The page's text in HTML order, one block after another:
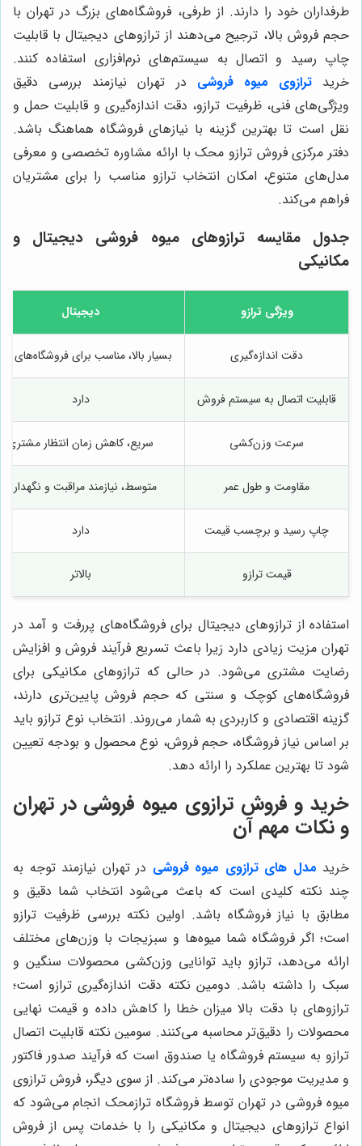
طرفداران خود را دارند. از طرفی، فروشگاه‌های بزرگ در تهران با
حجم فروش بالا، ترجیح می‌دهند از ترازوهای دیجیتال با قابلیت
چاپ رسید و اتصال به سیستم‌های نرم‌افزاری استفاده کنند.
خرید ترازوی میوه فروشی در تهران نیازمند بررسی دقیق
ویژگی‌های فنی، ظرفیت ترازو، دقت اندازه‌گیری و قابلیت حمل و
نقل است تا بهترین گزینه با نیازهای فروشگاه هماهنگ باشد.
دفتر مرکزی فروش ترازو محک با ارائه مشاوره تخصصی و معرفی
مدل‌های متنوع، امکان انتخاب ترازو مناسب را برای مشتریان
فراهم می‌کند.
جدول مقایسه ترازوهای میوه فروشی دیجیتال و
مکانیکی
ویژگی ترازو دیجیتال
دقت اندازه‌گیری بسیار بالا، مناسب برای فروشگاه‌های
قابلیت اتصال به سیستم فروش دارد
سرعت وزن‌کشی سریع، کاهش زمان انتظار مشتری
مقاومت و طول عمر متوسط، نیازمند مراقبت و نگهداری
چاپ رسید و برچسب قیمت دارد
قیمت ترازو بالاتر
استفاده از ترازوهای دیجیتال برای فروشگاه‌های پررفت و آمد در
تهران مزیت زیادی دارد زیرا باعث تسریع فرآیند فروش و افزایش
رضایت مشتری می‌شود. در حالی که ترازوهای مکانیکی برای
فروشگاه‌های کوچک و سنتی که حجم فروش پایین‌تری دارند،
گزینه اقتصادی و کاربردی به شمار می‌روند. انتخاب نوع ترازو باید
بر اساس نیاز فروشگاه، حجم فروش، نوع محصول و بودجه تعیین
شود تا بهترین عملکرد را ارائه دهد.
خرید و فروش ترازوی میوه فروشی در تهران
و نکات مهم آن
خرید مدل های ترازوی میوه فروشی در تهران نیازمند توجه به
چند نکته کلیدی است که باعث می‌شود انتخاب شما دقیق و
مطابق با نیاز فروشگاه باشد. اولین نکته بررسی ظرفیت ترازو
است؛ اگر فروشگاه شما میوه‌ها و سبزیجات با وزن‌های مختلف
ارائه می‌دهد، ترازو باید توانایی وزن‌کشی محصولات سنگین و
سبک را داشته باشد. دومین نکته دقت اندازه‌گیری ترازو است؛
ترازوهای با دقت بالا میزان خطا را کاهش داده و قیمت نهایی
محصولات را دقیق‌تر محاسبه می‌کنند. سومین نکته قابلیت اتصال
ترازو به سیستم فروشگاه یا صندوق است که فرآیند صدور فاکتور
و مدیریت موجودی را ساده‌تر می‌کند. از سوی دیگر، فروش ترازوی
میوه فروشی در تهران توسط فروشگاه ترازمحک انجام می‌شود که
انواع ترازوهای دیجیتال و مکانیکی را با خدمات پس از فروش